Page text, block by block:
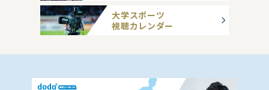
大学スポーツ
視聴カレンダー